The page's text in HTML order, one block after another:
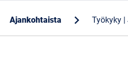
Ajankohtaista chevron_right Työkyky